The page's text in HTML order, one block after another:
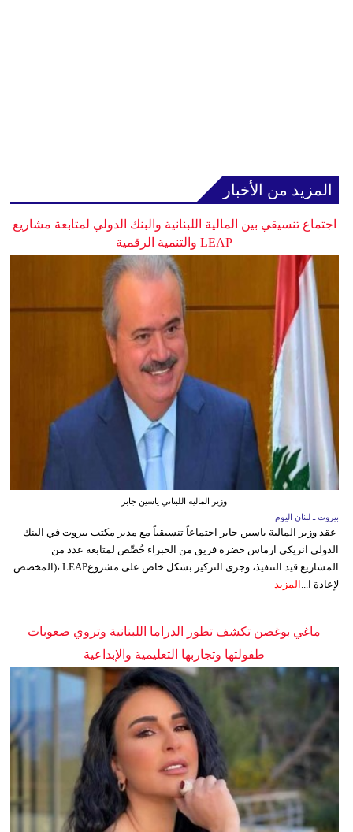
المزيد من الأخبار
اجتماع تنسيقي بين المالية اللبنانية والبنك الدولي لمتابعة مشاريع
LEAP والتنمية الرقمية
وزير المالية اللبناني ياسين جابر
بيروت ـ لبنان اليوم
عقد وزير المالية ياسين جابر اجتماعاً تنسيقياً مع مدير مكتب بيروت في البنك
الدولي انريكي ارماس حضره فريق من الخبراء خُصِّص لمتابعة عدد من
المشاريع قيد التنفيذ، وجرى التركيز بشكل خاص على مشروعLEAP ،(المخصص
لإعادة ا...
المزيد
ماغي بوغصن تكشف تطور الدراما اللبنانية وتروي صعوبات
طفولتها وتجاربها التعليمية والإبداعية